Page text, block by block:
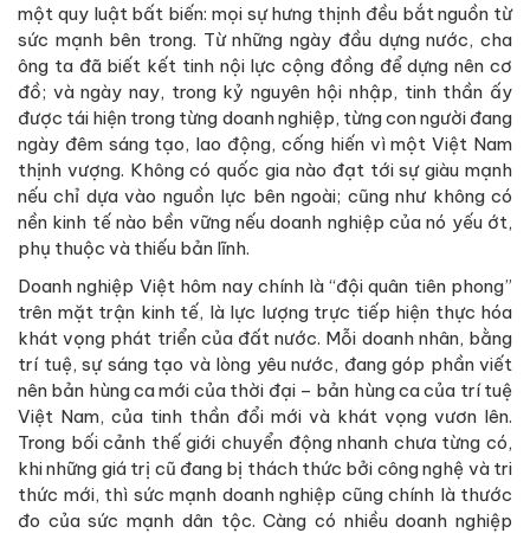
một quy luật bất biến: mọi sự hưng thịnh đều bắt nguồn từ
sức mạnh bên trong. Từ những ngày đầu dựng nước, cha
ông ta đã biết kết tinh nội lực cộng đồng để dựng nên cơ
đồ; và ngày nay, trong kỷ nguyên hội nhập, tinh thần ấy
được tái hiện trong từng doanh nghiệp, từng con người đang
ngày đêm sáng tạo, lao động, cống hiến vì một Việt Nam
thịnh vượng. Không có quốc gia nào đạt tới sự giàu mạnh
nếu chỉ dựa vào nguồn lực bên ngoài; cũng như không có
nền kinh tế nào bền vững nếu doanh nghiệp của nó yếu ớt,
phụ thuộc và thiếu bản lĩnh.
Doanh nghiệp Việt hôm nay chính là “đội quân tiên phong”
trên mặt trận kinh tế, là lực lượng trực tiếp hiện thực hóa
khát vọng phát triển của đất nước. Mỗi doanh nhân, bằng
trí tuệ, sự sáng tạo và lòng yêu nước, đang góp phần viết
nên bản hùng ca mới của thời đại – bản hùng ca của trí tuệ
Việt Nam, của tinh thần đổi mới và khát vọng vươn lên.
Trong bối cảnh thế giới chuyển động nhanh chưa từng có,
khi những giá trị cũ đang bị thách thức bởi công nghệ và tri
thức mới, thì sức mạnh doanh nghiệp cũng chính là thước
đo của sức mạnh dân tộc. Càng có nhiều doanh nghiệp